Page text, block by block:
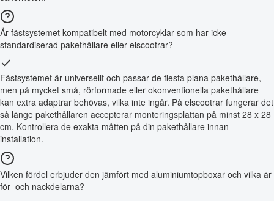
Är fästsystemet kompatibelt med motorcyklar som har icke-
standardiserad pakethållare eller elscootrar?
Fästsystemet är universellt och passar de flesta plana pakethållare,
men på mycket små, rörformade eller okonventionella pakethållare
kan extra adaptrar behövas, vilka inte ingår. På elscootrar fungerar det
så länge pakethållaren accepterar monteringsplattan på minst 28 x 28
cm. Kontrollera de exakta måtten på din pakethållare innan
installation.
Vilken fördel erbjuder den jämfört med aluminiumtopboxar och vilka är
för- och nackdelarna?